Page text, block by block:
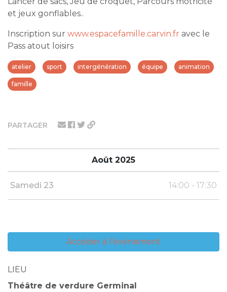
PARTAGER
Août 2025
Samedi 23 14:00 - 17:30
Accéder à l'événement
LIEU
Théâtre de verdure Germinal
et jeux gonflables..
Inscription sur www.espacefamille.carvin.fr avec le
Pass atout loisirs
atelier sport intergénération équipe animation
famille